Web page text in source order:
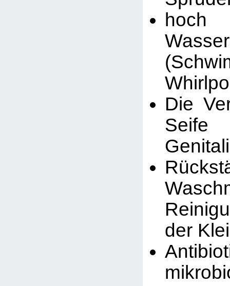
hoch
Wasser
Die
der